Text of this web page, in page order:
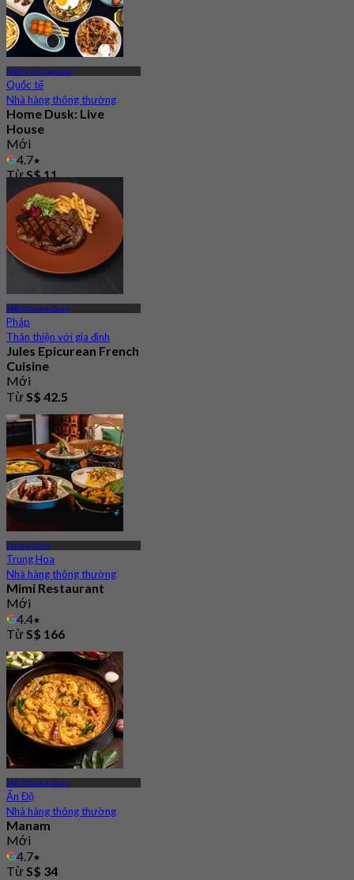
MRT Fort Canning
Quốc tế
Nhà hàng thông thường
Home Dusk: Live
House
Mới
4.7
TừS$ 11
MRT Clarke Quay
Pháp
Thân thiện với gia đình
Jules Epicurean French
Cuisine
Mới
Từ S$ 42.5
Clarke Quay
Trung Hoa
Nhà hàng thông thường
Mimi Restaurant
Mới
4.4
Từ S$ 166
MRT Clarke Quay
Ấn Độ
Nhà hàng thông thường
Manam
Mới
4.7
Từ S$ 34